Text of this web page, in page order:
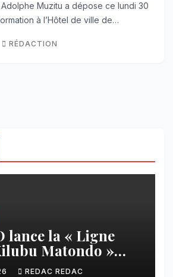
Muzitu a dépose ce lundi 30
à l’Hôtel de ville de…
RÉDACTION
lance la « Ligne
Matondo »
et Tshamua
REDAC REDAC